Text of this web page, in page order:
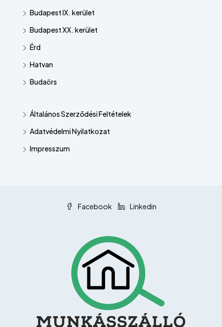
Budapest IX. kerület
Budapest XX. kerület
Érd
Hatvan
Budaörs
Általános Szerződési Feltételek
Adatvédelmi Nyilatkozat
Impresszum
Facebook Linkedin